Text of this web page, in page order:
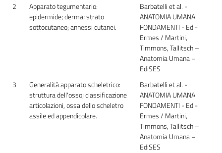
2
Apparato tegumentario:
epidermide; derma; strato
sottocutaneo; annessi cutanei.
Barbatelli et al. -
ANATOMIA UMANA
FONDAMENTI - Edi-
Ermes / Martini,
Timmons, Tallitsch –
Anatomia Umana –
EdiSES
3
Generalità apparato scheletrico:
struttura dell'osso; classificazione
articolazioni, ossa dello scheletro
assile ed appendicolare.
Barbatelli et al. -
ANATOMIA UMANA
FONDAMENTI - Edi-
Ermes / Martini,
Timmons, Tallitsch –
Anatomia Umana –
EdiSES